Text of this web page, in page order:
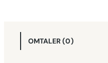
OMTALER (0)